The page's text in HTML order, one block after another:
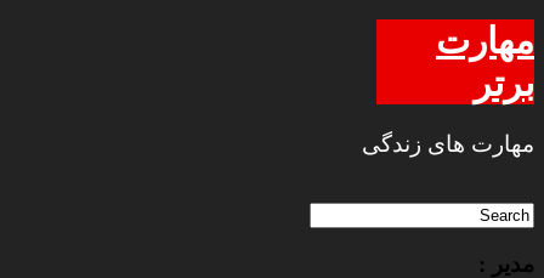
مهارت
برتر
مهارت های زندگی
مدیر :